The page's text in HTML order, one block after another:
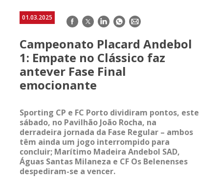
01.03.2025 Facebook
TwitterLinkedInWhatsApp
E-
Campeonato Placard Andebol
1: Empate no Clássico faz
antever Fase Final
emocionante
Sporting CP e FC Porto dividiram pontos, este
sábado, no Pavilhão João Rocha, na
derradeira jornada da Fase Regular – ambos
têm ainda um jogo interrompido para
concluir; Marítimo Madeira Andebol SAD,
Águas Santas Milaneza e CF Os Belenenses
despediram-se a vencer.